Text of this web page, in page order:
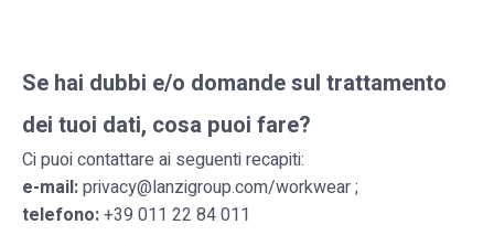
Se hai dubbi e/o domande sul trattamento
dei tuoi dati, cosa puoi fare?
Ci puoi contattare ai seguenti recapiti:
e-mail:privacy@lanzigroup.com/workwear ;
telefono:+39 011 22 84 011